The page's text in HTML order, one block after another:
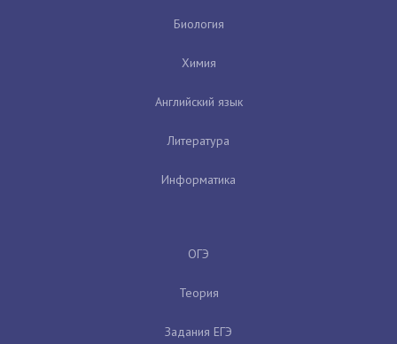
Биология
Химия
Английский язык
Литература
Информатика
ОГЭ
Теория
Задания ЕГЭ